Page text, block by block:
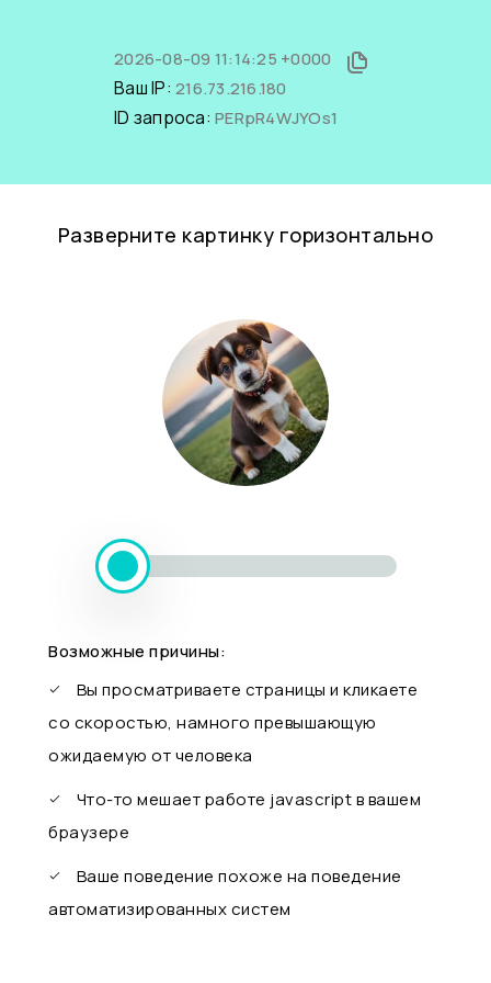
2026-08-09 11:14:25 +0000
Ваш IP: 216.73.216.180
ID запроса: PERpR4WJYOs1
Разверните картинку горизонтально
Возможные причины:
Вы просматриваете страницы и кликаете
со скоростью, намного превышающую
ожидаемую от человека
Что-то мешает работе javascript в вашем
браузере
Ваше поведение похоже на поведение
автоматизированных систем